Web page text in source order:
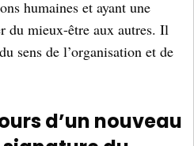
humaines et ayant une
du mieux-être aux autres. Il
sens de l’organisation et de
d’un nouveau